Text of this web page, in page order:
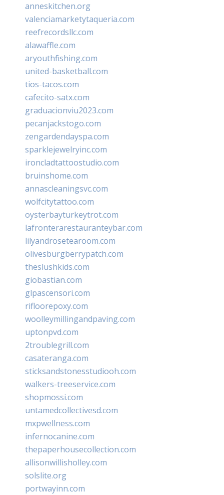
anneskitchen.org
valenciamarketytaqueria.com
reefrecordsllc.com
alawaffle.com
aryouthfishing.com
united-basketball.com
tios-tacos.com
cafecito-satx.com
graduacionviu2023.com
pecanjackstogo.com
zengardendayspa.com
sparklejewelryinc.com
ironcladtattoostudio.com
bruinshome.com
annascleaningsvc.com
wolfcitytattoo.com
oysterbayturkeytrot.com
lafronterarestauranteybar.com
lilyandrosetearoom.com
olivesburgberrypatch.com
theslushkids.com
giobastian.com
glpascensori.com
rifloorepoxy.com
woolleymillingandpaving.com
uptonpvd.com
2troublegrill.com
casateranga.com
sticksandstonesstudiooh.com
walkers-treeservice.com
shopmossi.com
untamedcollectivesd.com
mxpwellness.com
infernocanine.com
thepaperhousecollection.com
allisonwillisholley.com
solslite.org
portwayinn.com